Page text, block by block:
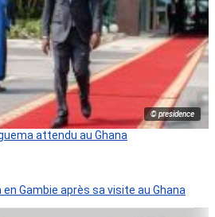
© presidence
attendu au Ghana
en Gambie après sa visite au Ghana